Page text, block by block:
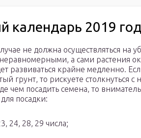
календарь 2019
не должна осуществляться на
а сами растения
развиваться крайне медленно.
грунт, то рискуете столкнуться с
чем посадить семена, то
посадки:
24, 28, 29 числа;